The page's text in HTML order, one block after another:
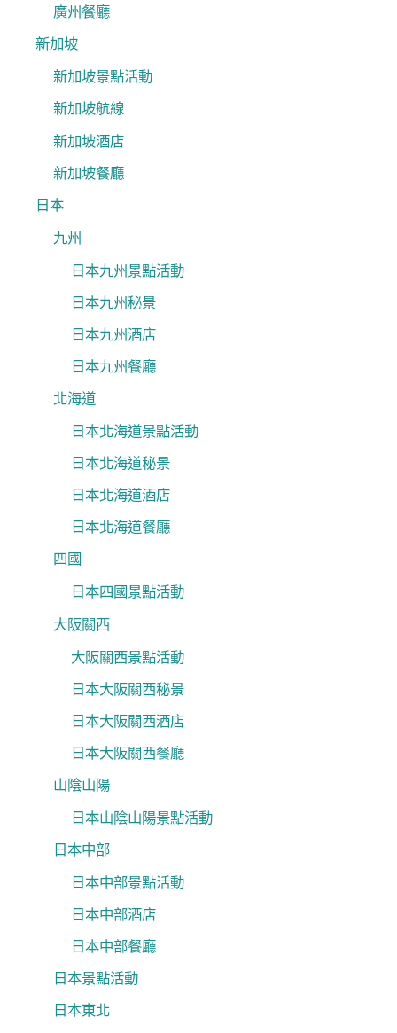
廣州餐廳
新加坡
新加坡景點活動
新加坡航線
新加坡酒店
新加坡餐廳
日本
九州
日本九州景點活動
日本九州秘景
日本九州酒店
日本九州餐廳
北海道
日本北海道景點活動
日本北海道秘景
日本北海道酒店
日本北海道餐廳
四國
日本四國景點活動
大阪關西
大阪關西景點活動
日本大阪關西秘景
日本大阪關西酒店
日本大阪關西餐廳
山陰山陽
日本山陰山陽景點活動
日本中部
日本中部景點活動
日本中部酒店
日本中部餐廳
日本景點活動
日本東北